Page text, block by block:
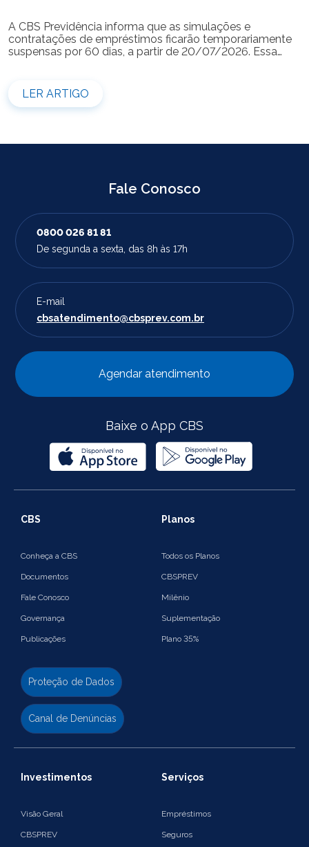
A CBS Previdência informa que as simulações e
contratações de empréstimos ficarão temporariamente
suspensas por 60 dias, a partir de 20/07/2026. Essa
realizar novas simulações ou contratar empréstimos
pelos canais disponibilizados pela CBS Previdência.
Recomendamos que os participantes que […]
LER ARTIGO
Fale Conosco
0800 026 81 81
De segunda a sexta, das 8h às 17h
E-mail
cbsatendimento@cbsprev.com.br
Agendar atendimento
Baixe o App CBS
CBS
Conheça a CBS
Documentos
Fale Conosco
Governança
Publicações
Proteção de Dados
Canal de Denúncias
Planos
Todos os Planos
CBSPREV
Milênio
Suplementação
Plano 35%
Investimentos
Visão Geral
CBSPREV
Serviços
Empréstimos
Seguros